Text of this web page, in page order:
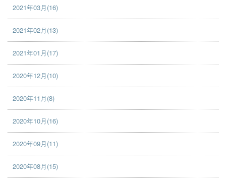
2021年03月(16)
2021年02月(13)
2021年01月(17)
2020年12月(10)
2020年11月(8)
2020年10月(16)
2020年09月(11)
2020年08月(15)